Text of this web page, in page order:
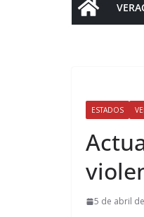
ESTADOS
5 de abril